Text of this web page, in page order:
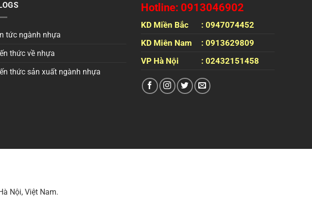
tức ngành nhựa
thức về nhựa
thức sản xuất ngành nhựa
Hotline: 0913046902
KD Miền Bắc
: 0947074452
KD Miên Nam
: 0913629809
VP Hà Nội
: 02432151458
Nội, Việt Nam.